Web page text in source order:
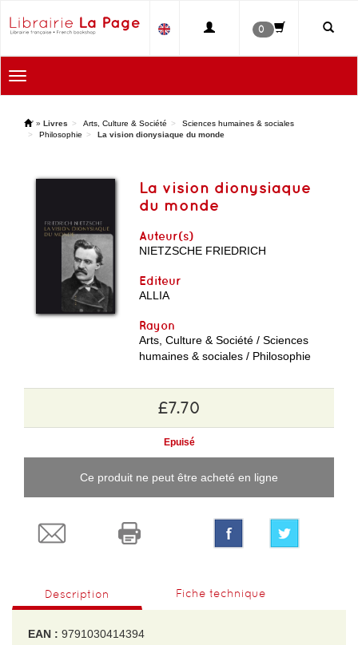
0
Toggle
navigation
' » Livres Arts, Culture & Société
Sciences humaines & sociales
Philosophie
La vision dionysiaque du monde
La vision dionysiaque
du monde
Auteur(s)
NIETZSCHE FRIEDRICH
Editeur
ALLIA
Rayon
Arts, Culture & Société / Sciences
humaines & sociales / Philosophie
£7.70
Epuisé
Ce produit ne peut être acheté en ligne
Description Fiche technique
EAN : 9791030414394